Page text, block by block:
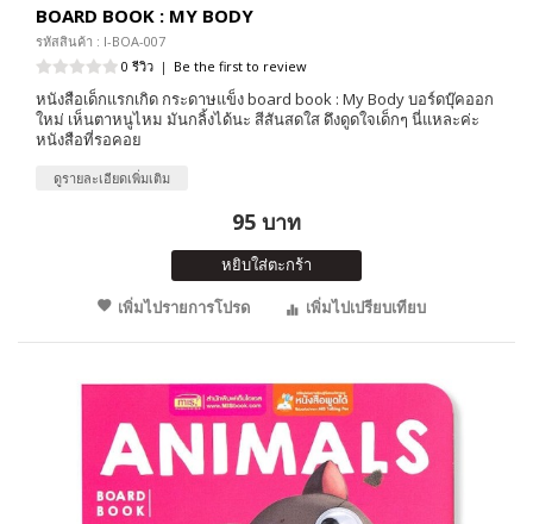
BOARD BOOK : MY BODY
รหัสสินค้า : I-BOA-007
0 รีวิว | Be the first to review
หนังสือเด็กแรกเกิด กระดาษแข็ง board book : My Body บอร์ดบุ๊คออก
ใหม่ เห็นตาหนูไหม มันกลิ้งได้นะ สีสันสดใส ดึงดูดใจเด็กๆ นี่แหละค่ะ
หนังสือที่รอคอย
ดูรายละเอียดเพิ่มเติม
95 บาท
หยิบใส่ตะกร้า
เพิ่มไปรายการโปรด
เพิ่มไปเปรียบเทียบ